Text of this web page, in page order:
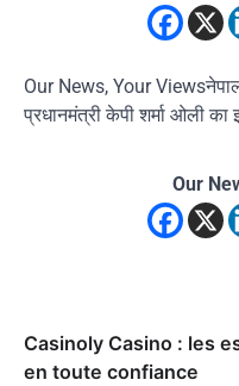
Our News, Your
प्रधानमंत्री केपी शर्मा ओली
Our
Casinoly Casino : les
en toute confiance